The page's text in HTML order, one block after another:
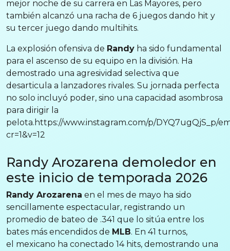
mejor noche de su carrera en Las Mayores, pero
también alcanzó una racha de 6 juegos dando hit y
su tercer juego dando multihits.
La explosión ofensiva de Randy ha sido fundamental
para el ascenso de su equipo en la división. Ha
demostrado una agresividad selectiva que
desarticula a lanzadores rivales. Su jornada perfecta
no solo incluyó poder, sino una capacidad asombrosa
para dirigir la
pelota.https://www.instagram.com/p/DYQ7ugQjS_p/
cr=1&v=12
Randy Arozarena demoledor en
este inicio de temporada 2026
Randy Arozarena en el mes de mayo ha sido
sencillamente espectacular, registrando un
promedio de bateo de .341 que lo sitúa entre los
bates más encendidos de MLB. En 41 turnos,
el mexicano ha conectado 14 hits, demostrando una